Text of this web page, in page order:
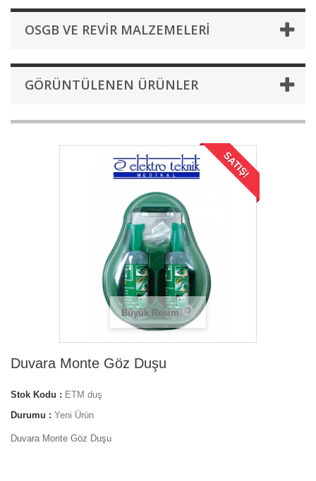
OSGB VE REVİR MALZEMELERI
GÖRÜNTÜLENEN ÜRÜNLER
SATIŞ!
Büyük Resim
Duvara Monte Göz Duşu
Stok Kodu : ETM duş
Durumu : Yeni Ürün
Duvara Monte Göz Duşu